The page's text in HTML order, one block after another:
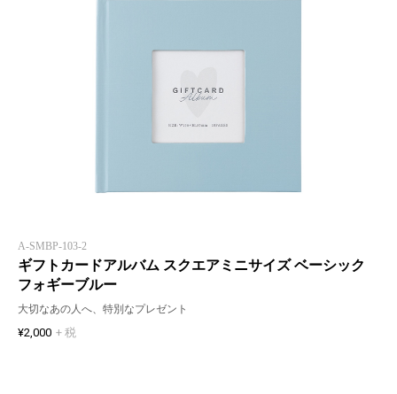
A-SMBP-103-2
ギフトカードアルバム スクエアミニサイズ ベーシック
フォギーブルー
大切なあの人へ、特別なプレゼント
¥2,000 + 税